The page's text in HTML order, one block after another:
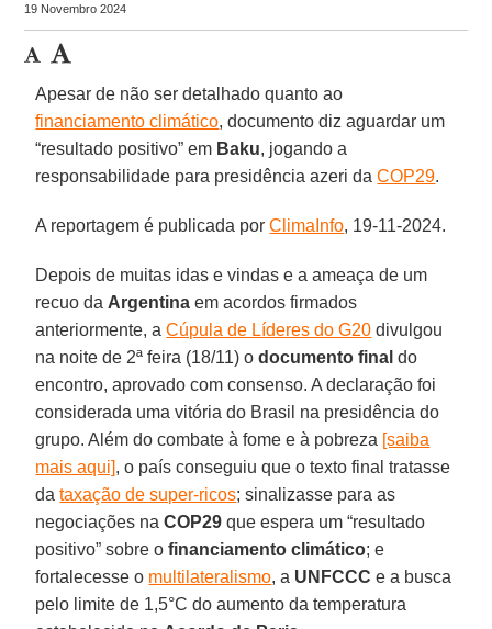
19 Novembro 2024
Apesar de não ser detalhado quanto ao
financiamento climático, documento diz aguardar um
“resultado positivo” em Baku, jogando a
responsabilidade para presidência azeri daCOP29.
A reportagem é publicada porClimaInfo, 19-11-2024.
Depois de muitas idas e vindas e a ameaça de um
recuo da Argentina em acordos firmados
anteriormente, aCúpula de Líderes do G20 divulgou
na noite de 2ª feira (18/11) odocumento final do
encontro, aprovado com consenso. A declaração foi
considerada uma vitória do Brasil na presidência do
grupo. Além do combate à fome e à pobreza [saiba
mais aqui], o país conseguiu que o texto final tratasse
dataxação de super-ricos; sinalizasse para as
negociações naCOP29 que espera um “resultado
positivo” sobre o financiamento climático; e
fortalecesse o multilateralismo, a UNFCCC e a busca
pelo limite de 1,5°C do aumento da temperatura